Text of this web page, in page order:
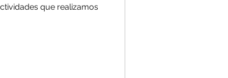
que realizamos